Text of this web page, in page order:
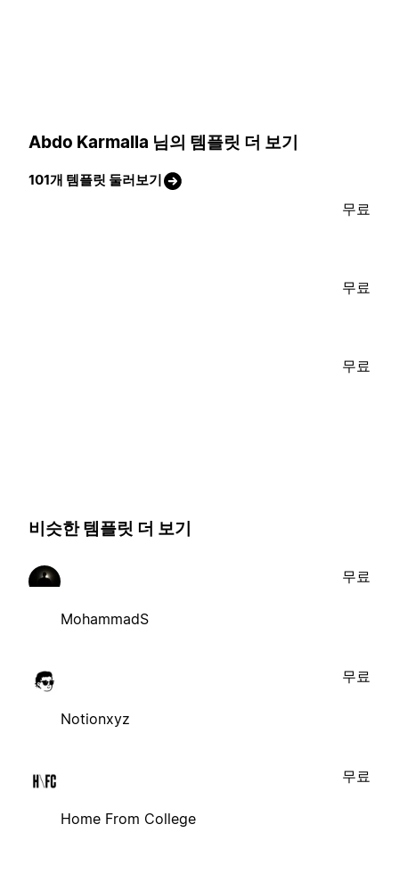
Abdo Karmalla 님의 템플릿 더 보기
101개 템플릿 둘러보기
무료
무료
무료
비슷한 템플릿 더 보기
MohammadS
무료
Notionxyz
무료
Home From College
무료